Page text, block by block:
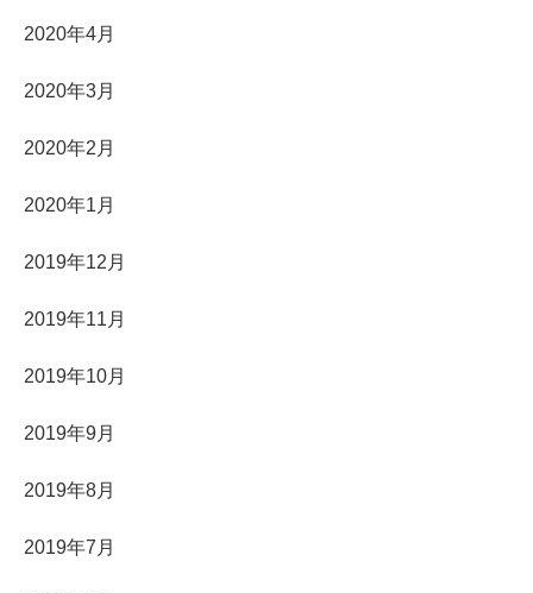
2020年4月
2020年3月
2020年2月
2020年1月
2019年12月
2019年11月
2019年10月
2019年9月
2019年8月
2019年7月